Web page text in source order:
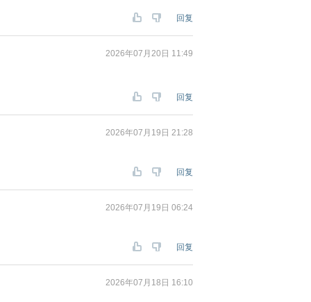
回复
2026年07月20日 11:49
回复
2026年07月19日 21:28
回复
2026年07月19日 06:24
回复
2026年07月18日 16:10